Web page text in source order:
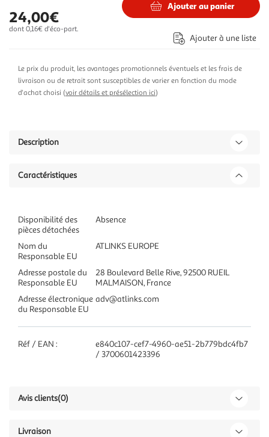
24,00€
dont 0,16€ d'éco-part.
Ajouter au panier
Ajouter à une liste
Le prix du produit, les avantages promotionnels éventuels et les frais de
livraison ou de retrait sont susceptibles de varier en fonction du mode
d'achat choisi (voir détails et présélection ici)
Description
Caractéristiques
Disponibilité des
pièces détachées
Absence
Nom du
Responsable EU
ATLINKS EUROPE
Adresse postale du
Responsable EU
28 Boulevard Belle Rive, 92500 RUEIL
MALMAISON, France
Adresse électronique
du Responsable EU
adv@atlinks.com
Réf / EAN :
e840c107-cef7-4960-ae51-2b779bdc4fb7
/ 3700601423396
Avis clients(0)
Livraison